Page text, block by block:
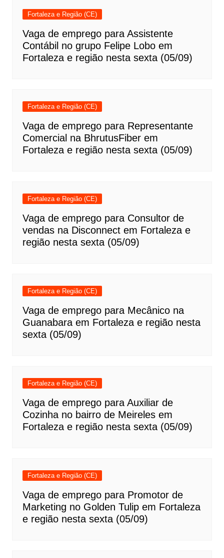
Fortaleza e Região (CE)
Vaga de emprego para Assistente
Contábil no grupo Felipe Lobo em
Fortaleza e região nesta sexta (05/09)
Fortaleza e Região (CE)
Vaga de emprego para Representante
Comercial na BhrutusFiber em
Fortaleza e região nesta sexta (05/09)
Fortaleza e Região (CE)
Vaga de emprego para Consultor de
vendas na Disconnect em Fortaleza e
região nesta sexta (05/09)
Fortaleza e Região (CE)
Vaga de emprego para Mecânico na
Guanabara em Fortaleza e região nesta
sexta (05/09)
Fortaleza e Região (CE)
Vaga de emprego para Auxiliar de
Cozinha no bairro de Meireles em
Fortaleza e região nesta sexta (05/09)
Fortaleza e Região (CE)
Vaga de emprego para Promotor de
Marketing no Golden Tulip em Fortaleza
e região nesta sexta (05/09)